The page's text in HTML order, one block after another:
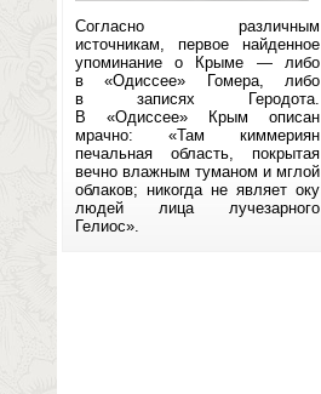
Согласно различным
источникам, первое найденное
упоминание о Крыме — либо
в «Одиссее» Гомера, либо
в записях Геродота.
В «Одиссее» Крым описан
мрачно: «Там киммериян
печальная область, покрытая
вечно влажным туманом и мглой
облаков; никогда не являет оку
людей лица лучезарного
Гелиос».